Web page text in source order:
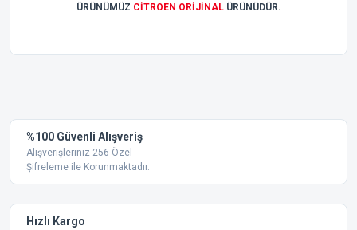
ÜRÜNÜMÜZ CİTROEN ORİJİNALÜRÜNÜDÜR.
Ürün resmi kalitesiz, bozuk veya görüntülenemiyor.
Ürün açıklamasında eksik bilgiler bulunuyor.
%100 Güvenli Alışveriş
Alışverişleriniz 256 Özel
Şifreleme ile Korunmaktadır.
Hızlı Kargo